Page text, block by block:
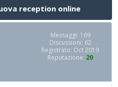
reception online
Messaggi: 169
Discussioni: 62
Registrato: Oct 2019
Reputazione: 20